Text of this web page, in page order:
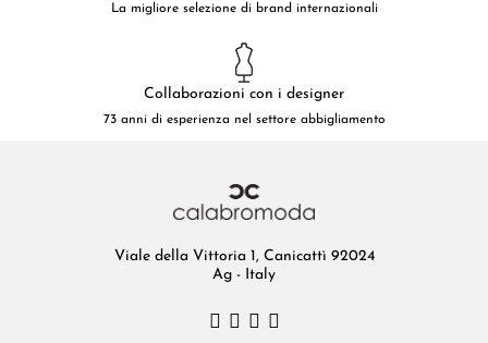
La migliore selezione di brand internazionali
Collaborazioni con i designer
73 anni di esperienza nel settore abbigliamento
Viale della Vittoria 1, Canicattì 92024
Ag - Italy